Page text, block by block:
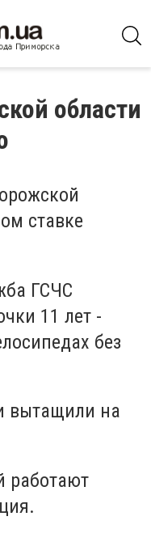
области
ставке
ГСЧС
11 лет -
без
вытащили на
работают